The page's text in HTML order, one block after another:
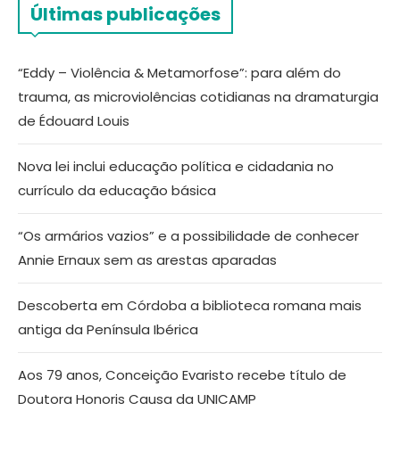
Últimas publicações
“Eddy – Violência & Metamorfose”: para além do
trauma, as microviolências cotidianas na dramaturgia
de Édouard Louis
Nova lei inclui educação política e cidadania no
currículo da educação básica
“Os armários vazios” e a possibilidade de conhecer
Annie Ernaux sem as arestas aparadas
Descoberta em Córdoba a biblioteca romana mais
antiga da Península Ibérica
Aos 79 anos, Conceição Evaristo recebe título de
Doutora Honoris Causa da UNICAMP